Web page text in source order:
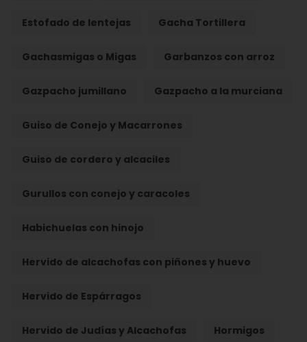
Estofado de lentejas Gacha Tortillera
Gachasmigas o Migas Garbanzos con arroz
Gazpacho jumillano Gazpacho a la murciana
Guiso de Conejo y Macarrones
Guiso de cordero y alcaciles
Gurullos con conejo y caracoles
Habichuelas con hinojo
Hervido de alcachofas con piñones y huevo
Hervido de Espárragos
Hervido de Judías y Alcachofas Hormigos